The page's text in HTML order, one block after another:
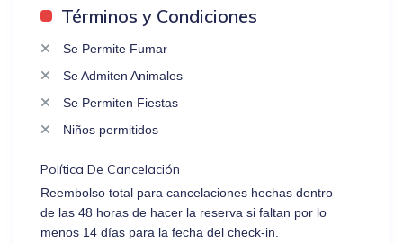
Términos y Condiciones
Se Permite Fumar
Se Admiten Animales
Se Permiten Fiestas
Niños permitidos
Política De Cancelación
Reembolso total para cancelaciones hechas dentro
de las 48 horas de hacer la reserva si faltan por lo
menos 14 días para la fecha del check-in.